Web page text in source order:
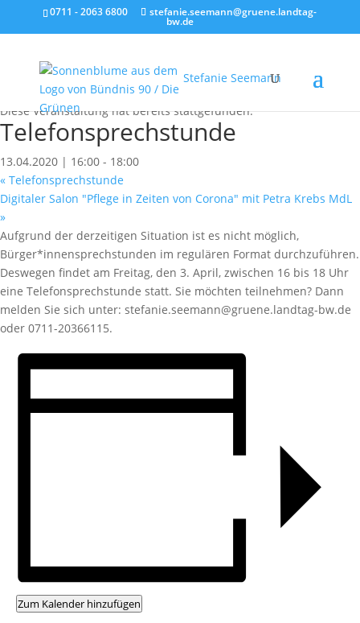
0711 - 2063 6800 stefanie.seemann@gruene.landtag-
bw.de
Stefanie Seemann
« Alle Veranstaltungen
Diese Veranstaltung hat bereits stattgefunden.
Telefonsprechstunde
13.04.2020 | 16:00 - 18:00
« Telefonsprechstunde
Digitaler Salon "Pflege in Zeiten von Corona" mit Petra Krebs MdL
»
Aufgrund der derzeitigen Situation ist es nicht möglich,
Bürger*innensprechstunden im regulären Format durchzuführen.
Deswegen findet am Freitag, den 3. April, zwischen 16 bis 18 Uhr
eine Telefonsprechstunde statt. Sie möchten teilnehmen? Dann
melden Sie sich unter: stefanie.seemann@gruene.landtag-bw.de
oder 0711-20366115.
Zum Kalender hinzufügen